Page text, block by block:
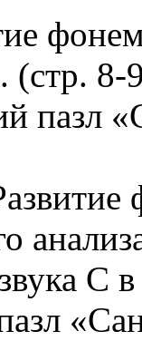
(стр. 8-
пазл
С